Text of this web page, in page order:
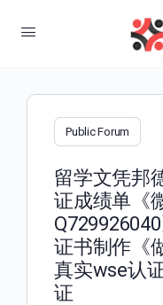
Public Forum
留学文凭邦
证成绩单《
证书制作《
真实wse认
证